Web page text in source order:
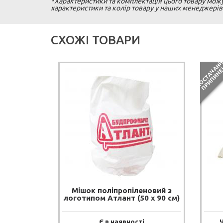
характеристики та колір товару у наших
СХОЖІ ТОВАРИ
Мішок поліпропіленовий з
логотипом Атлант (50 х 90 см)
Є в наявності